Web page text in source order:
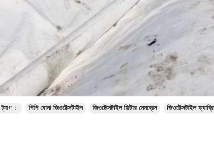
ট্যাগ： পিপি বোনা জিওটেক্সটাইল জিওটেক্সটাইল ফিল্টার মেমব্রেন জিওটেক্সটাইল